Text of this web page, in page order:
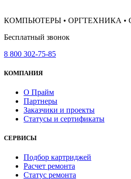
КОМПЬЮТЕРЫ • ОРГТЕХНИКА •
Бесплатный звонок
8 800 302-75-85
КОМПАНИЯ
О Прайм
Партнеры
Заказчики и проекты
Статусы и сертификаты
СЕРВИСЫ
Подбор картриджей
Расчет ремонта
Статус ремонта